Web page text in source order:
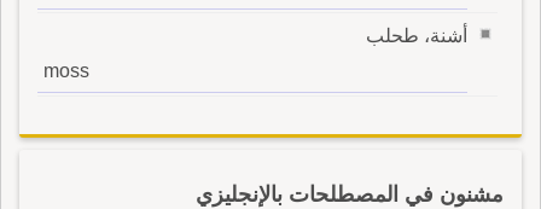
أشنة، طحلب
moss
مشنون في المصطلحات بالإنجليزي